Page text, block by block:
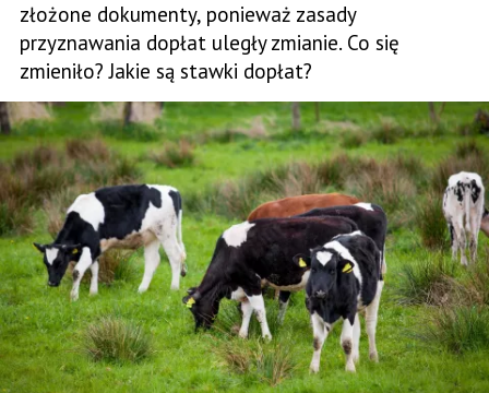
złożone dokumenty, ponieważ zasady
przyznawania dopłat uległy zmianie. Co się
zmieniło? Jakie są stawki dopłat?